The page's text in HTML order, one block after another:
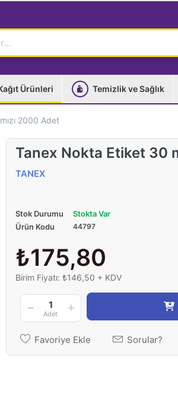
Ürünleri Temizlik ve Sağlık
2000 Adet
Tanex Nokta Etiket 30
TANEX
Stok Durumu
Stokta Var
Ürün Kodu
44797
₺175,80
Birim Fiyatı: ₺146,50 + KDV
1
Adet
Favoriye Ekle Sorular?